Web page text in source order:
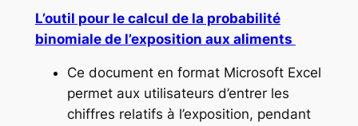
L’outil pour le calcul de la probabilité
binomiale de l’exposition aux aliments
Ce document en format Microsoft Excel
permet aux utilisateurs d’entrer les
chiffres relatifs à l’exposition, pendant